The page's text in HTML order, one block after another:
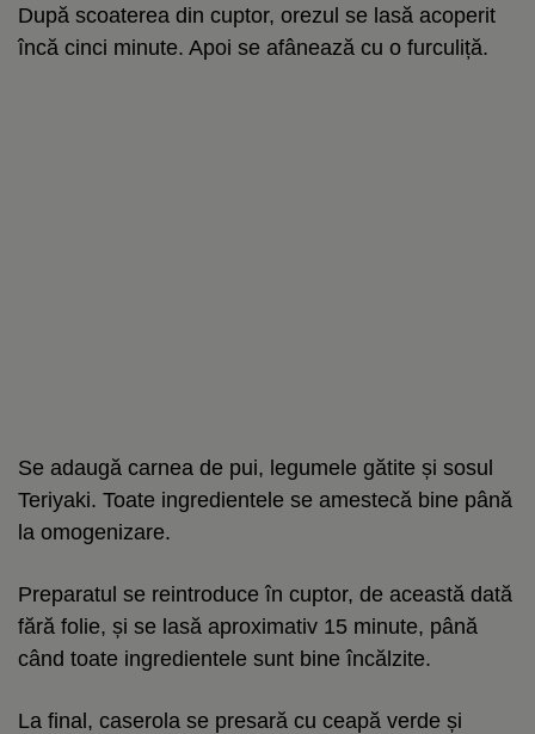
După scoaterea din cuptor, orezul se lasă acoperit
încă cinci minute. Apoi se afânează cu o furculiță.
Se adaugă carnea de pui, legumele gătite și sosul
Teriyaki. Toate ingredientele se amestecă bine până
la omogenizare.
Preparatul se reintroduce în cuptor, de această dată
fără folie, și se lasă aproximativ 15 minute, până
când toate ingredientele sunt bine încălzite.
La final, caserola se presară cu ceapă verde și